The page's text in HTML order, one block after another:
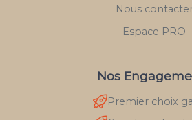
Nous
Espace PRO
Nos
Premier choix